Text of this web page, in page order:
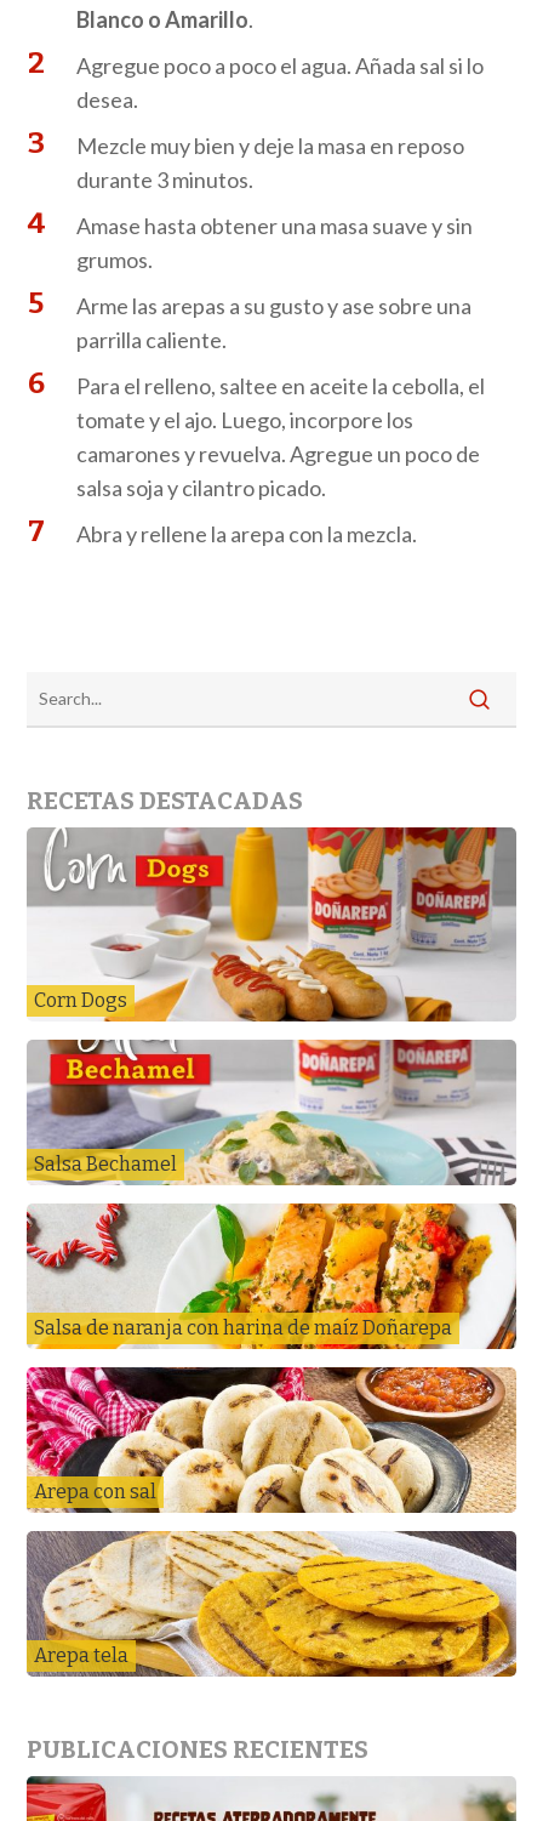
Blanco o Amarillo.
Agregue poco a poco el agua. Añada sal si lo
desea.
Mezcle muy bien y deje la masa en reposo
durante 3 minutos.
Amase hasta obtener una masa suave y sin
grumos.
Arme las arepas a su gusto y ase sobre una
parrilla caliente.
Para el relleno, saltee en aceite la cebolla, el
tomate y el ajo. Luego, incorpore los
camarones y revuelva. Agregue un poco de
salsa soja y cilantro picado.
Abra y rellene la arepa con la mezcla.
RECETAS DESTACADAS
Corn Dogs
Salsa Bechamel
Salsa de naranja con harina de maíz Doñarepa
Arepa con sal
Arepa tela
PUBLICACIONES RECIENTES